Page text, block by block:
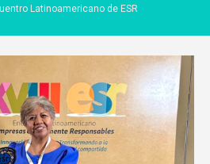
Latinoamericano de ESR